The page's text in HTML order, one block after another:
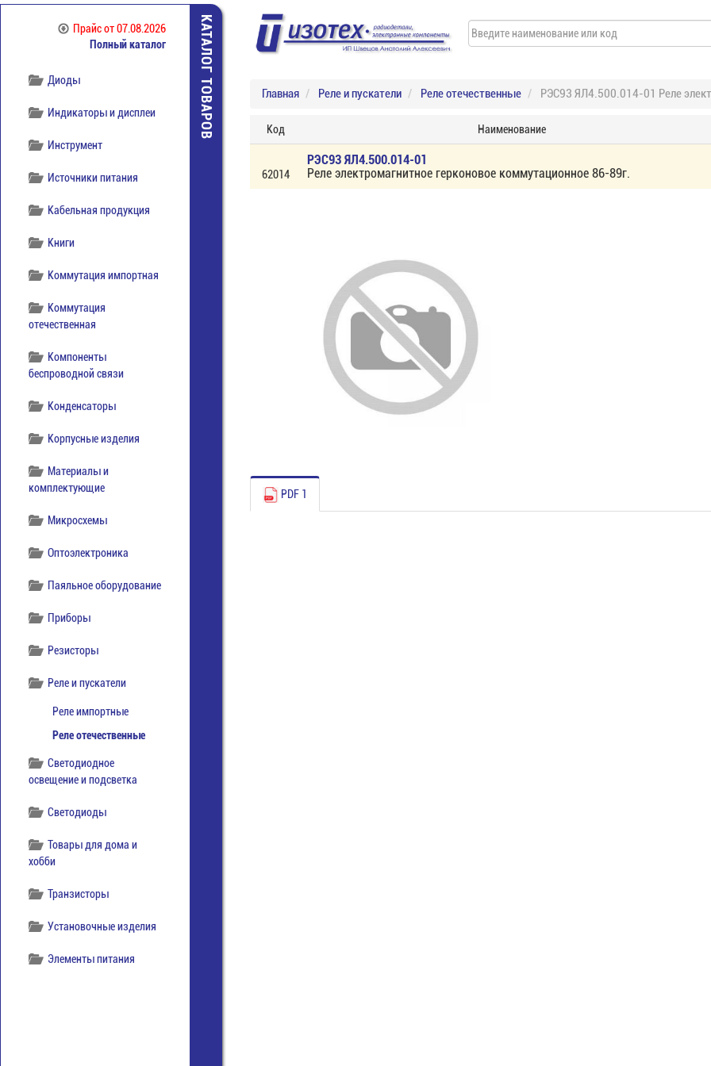
Прайсот 07.08.2026
Полный каталог
Диоды
Индикаторы и дисплеи
Инструмент
Источники питания
Кабельная продукция
Книги
Коммутация импортная
Коммутация
отечественная
Компоненты
беспроводной связи
Конденсаторы
Корпусные изделия
Материалы и
комплектующие
Микросхемы
Оптоэлектроника
Паяльное оборудование
Приборы
Резисторы
Реле и пускатели
Реле импортные
Реле отечественные
Светодиодное
освещение и подсветка
Светодиоды
Товары для дома и
хобби
Транзисторы
Установочные изделия
Элементы питания
КАТАЛОГ ТОВАРОВ Главная Реле и пускатели Реле отечественные РЭС93 ЯЛ4.500.014-01 Реле
Код Наименование
62014
РЭС93 ЯЛ4.500.014-01
Реле электромагнитное герконовое коммутационное 86-89г.
PDF 1